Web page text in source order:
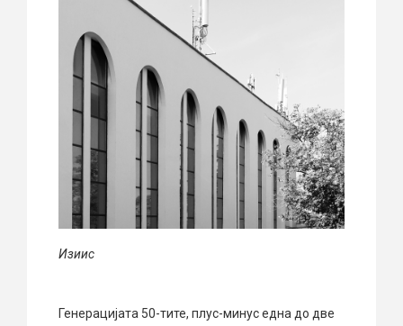
Изиис
Генерацијата 50-тите, плус-минус една до две